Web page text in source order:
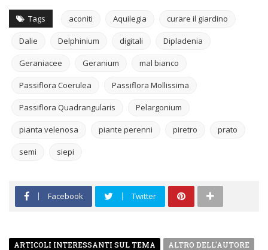
Tags aconiti Aquilegia curare il giardino
Dalie Delphinium digitali Dipladenia
Geraniacee Geranium mal bianco
Passiflora Coerulea Passiflora Mollissima
Passiflora Quadrangularis Pelargonium
pianta velenosa piante perenni piretro prato
semi siepi
Facebook Twitter
ARTICOLI INTERESSANTI SUL TEMA ALTRO DELL'AUTORE